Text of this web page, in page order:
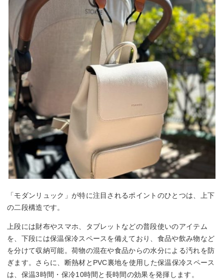
「モダンリュック」が特に注目されるポイントのひとつは、上下
の二段構造です。
上段には財布やスマホ、タブレットなどの普段使いのアイテム
を、下段には保温保冷スペースを備えており、食品や飲み物など
を分けて収納可能。荷物の混在や食品からの水分による汚れを防
ぎます。さらに、断熱材とPVC裏地を使用した保温保冷スペース
は、保温3時間・保冷10時間と長時間の効果を発揮します。